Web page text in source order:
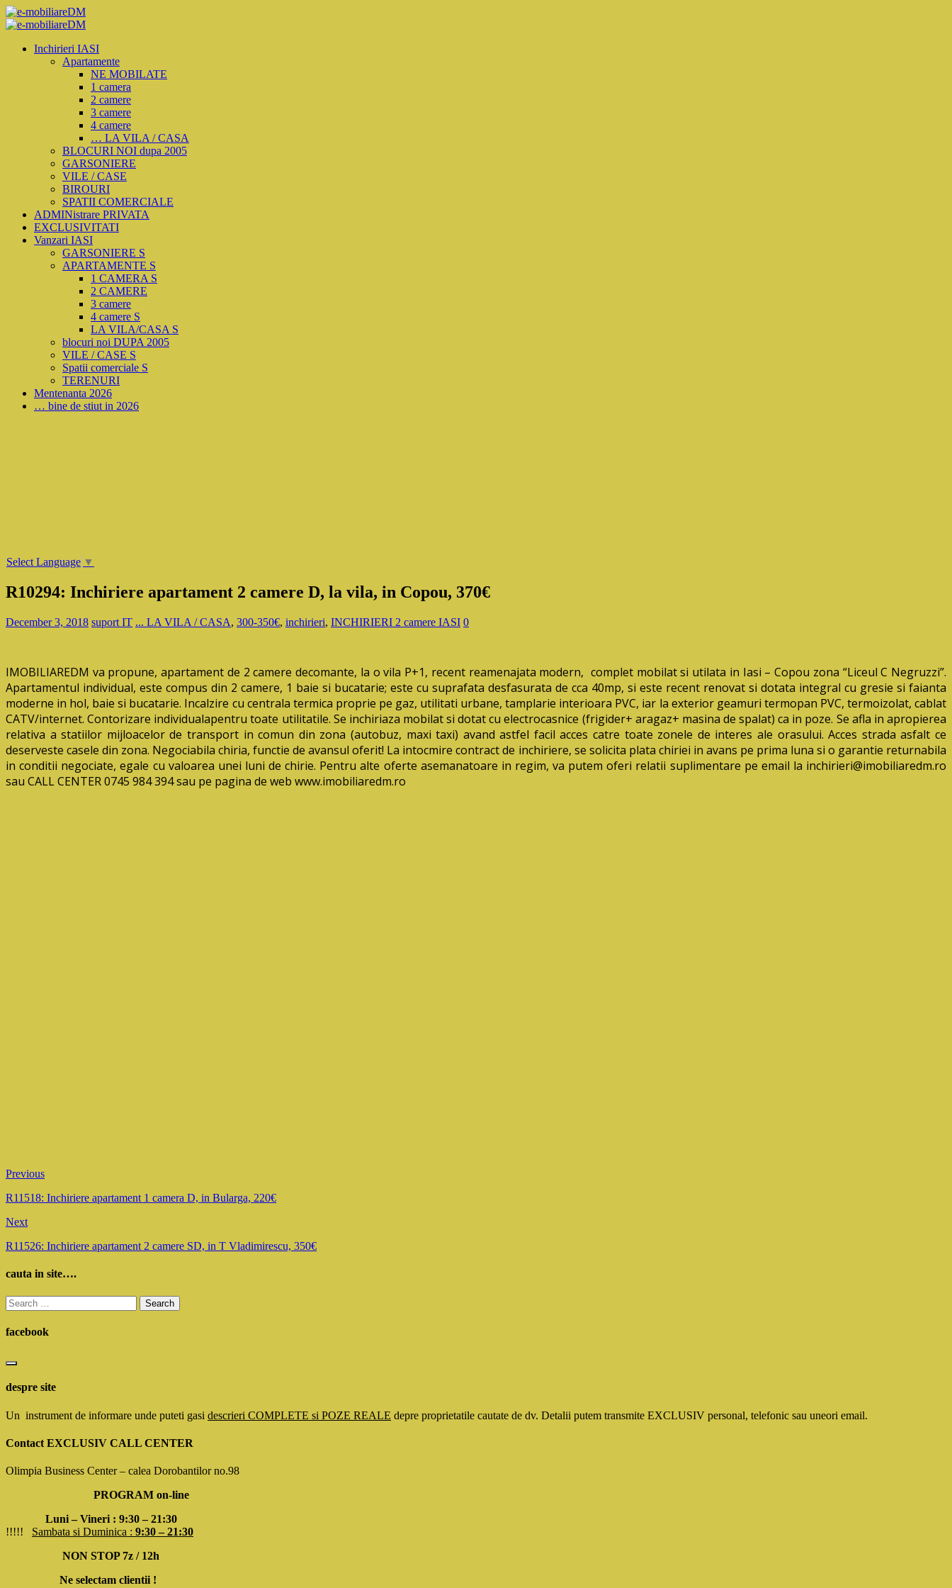
Inchirieri IASI
Apartamente
NE MOBILATE
1 camera
2 camere
3 camere
4 camere
… LA VILA / CASA
BLOCURI NOI dupa 2005
GARSONIERE
VILE / CASE
BIROURI
SPATII COMERCIALE
ADMINistrare PRIVATA
EXCLUSIVITATI
Vanzari IASI
GARSONIERE S
APARTAMENTE S
1 CAMERA S
2 CAMERE
3 camere
4 camere S
LA VILA/CASA S
blocuri noi DUPA 2005
VILE / CASE S
Spatii comerciale S
TERENURI
Mentenanta 2026
… bine de stiut in 2026
Select Language ▼
R10294: Inchiriere apartament 2 camere D, la vila, in Copou, 370€
December 3, 2018 suport IT ... LA VILA / CASA, 300-350€, inchirieri, INCHIRIERI 2 camere IASI 0
IMOBILIAREDM va propune, apartament de 2 camere decomante, la o vila P+1, recent reamenajata modern, complet mobilat si utilata in Iasi – Copou zona “Liceul C Negruzzi”.
Apartamentul individual, este compus din 2 camere, 1 baie si bucatarie; este cu suprafata desfasurata de cca 40mp, si este recent renovat si dotata integral cu gresie si faianta
moderne in hol, baie si bucatarie. Incalzire cu centrala termica proprie pe gaz, utilitati urbane, tamplarie interioara PVC, iar la exterior geamuri termopan PVC, termoizolat, cablat
CATV/internet. Contorizare individualapentru toate utilitatile. Se inchiriaza mobilat si dotat cu electrocasnice (frigider+ aragaz+ masina de spalat) ca in poze. Se afla in apropierea
relativa a statiilor mijloacelor de transport in comun din zona (autobuz, maxi taxi) avand astfel facil acces catre toate zonele de interes ale orasului. Acces strada asfalt ce
deserveste casele din zona. Negociabila chiria, functie de avansul oferit! La intocmire contract de inchiriere, se solicita plata chiriei in avans pe prima luna si o garantie returnabila
in conditii negociate, egale cu valoarea unei luni de chirie. Pentru alte oferte asemanatoare in regim, va putem oferi relatii suplimentare pe email la inchirieri@imobiliaredm.ro
sau CALL CENTER 0745 984 394 sau pe pagina de web www.imobiliaredm.ro
Previous
R11518: Inchiriere apartament 1 camera D, in Bularga, 220€
Next
R11526: Inchiriere apartament 2 camere SD, in T Vladimirescu, 350€
cauta in site….
Search
for:
facebook
despre site
Un instrument de informare unde puteti gasi descrieri COMPLETE si POZE REALE depre proprietatile cautate de dv. Detalii putem transmite EXCLUSIV personal, telefonic sau uneori email.
Contact EXCLUSIV CALL CENTER
Olimpia Business Center – calea Dorobantilor no.98
PROGRAM on-line
Luni – Vineri : 9:30 – 21:30
!!!!! Sambata si Duminica : 9:30 – 21:30
NON STOP 7z / 12h
Ne selectam clientii !